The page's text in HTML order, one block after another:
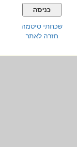
שכחתי סיסמה
חזרה לאתר